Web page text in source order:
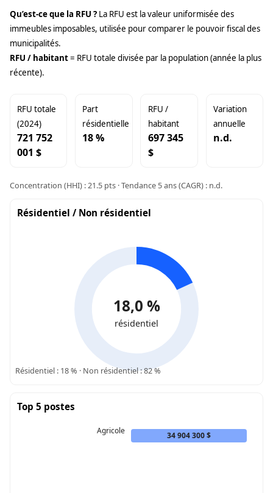
Qu’est-ce que la RFU ? La RFU est la valeur uniformisée des
immeubles imposables, utilisée pour comparer le pouvoir fiscal des
municipalités.
RFU / habitant= RFU totale divisée par la population (année la plus
récente).
RFU totale
(2024)
721 752
001 $
Part
résidentielle
18 %
RFU /
habitant
697 345
$
Variation
annuelle
n.d.
Concentration (HHI) : 21.5 pts · Tendance 5 ans (CAGR) : n.d.
Résidentiel / Non résidentiel
18,0 %
résidentiel
Résidentiel : 18 % · Non résidentiel : 82 %
Top 5 postes
Agricole 34 904 300 $